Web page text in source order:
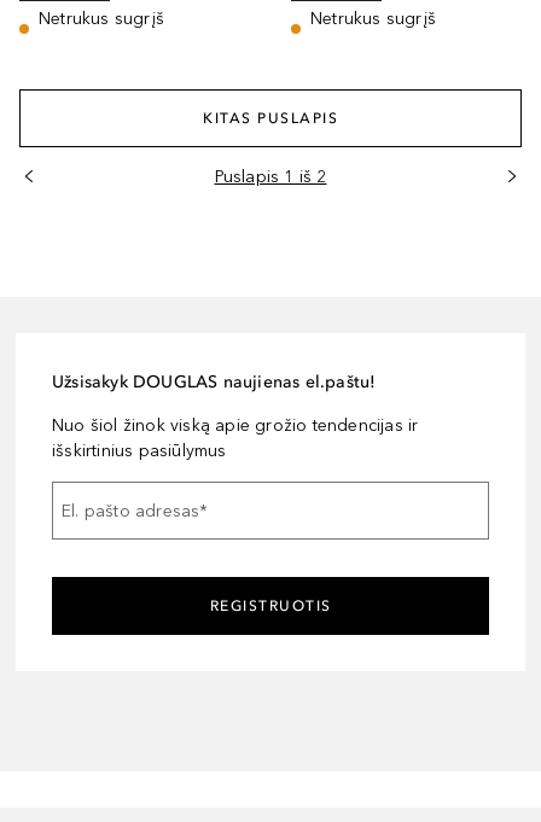
Netrukus sugrįš Netrukus sugrįš
KITAS PUSLAPIS
Puslapis 1 iš 2
Užsisakyk DOUGLAS naujienas el.paštu!
Nuo šiol žinok viską apie grožio tendencijas ir
išskirtinius pasiūlymus
El. pašto adresas*
REGISTRUOTIS